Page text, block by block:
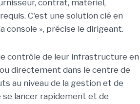
contrat, matériel,
C'est une solution clé en
», précise le dirigeant.
contrôle de leur infrastructure en
directement dans le centre de
au niveau de la gestion et de
lancer rapidement et de